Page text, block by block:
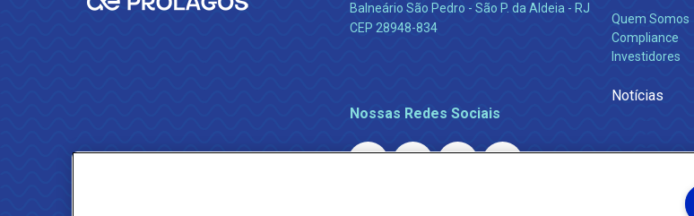
Balneário São Pedro - São P. da Aldeia - RJ
CEP 28948-834
Nossas Redes Sociais
Quem Somos
Compliance
Investidores
Notícias